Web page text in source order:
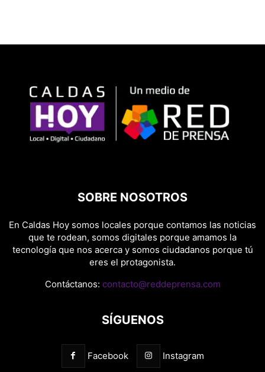
SOBRE NOSOTROS
En Caldas Hoy somos locales porque contamos las noticias
que te rodean, somos digitales porque amamos la
tecnología que nos acerca y somos ciudadanos porque tú
eres el protagonista.
Contáctanos: contacto@reddeprensa.com
SÍGUENOS
Facebook Instagram